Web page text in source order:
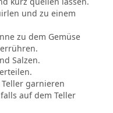
und zu einem
zu dem Gemüse
Salzen.
garnieren
auf dem Teller